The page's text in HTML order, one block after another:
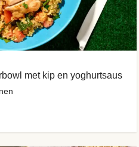
met kip en yoghurtsaus